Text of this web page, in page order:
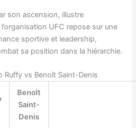
son ascension, illustre
UFC repose sur une
sportive et leadership,
sa position dans la hiérarchie.
Ruffy vs Benoît Saint-Denis
performances et caractéristiques
Benoît
Saint-
Denis